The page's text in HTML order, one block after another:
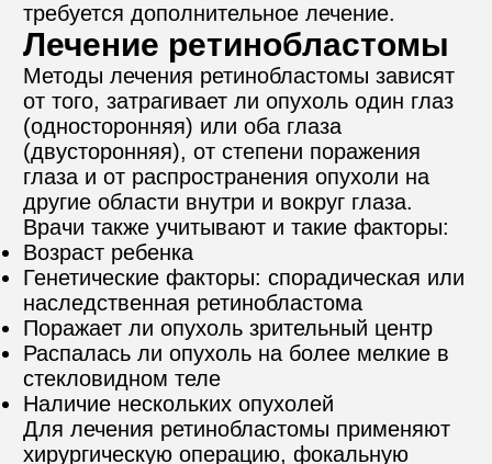
требуется дополнительное лечение.
Лечение ретинобластомы
Методы лечения ретинобластомы зависят
от того, затрагивает ли опухоль один глаз
(односторонняя) или оба глаза
(двусторонняя), от степени поражения
глаза и от распространения опухоли на
другие области внутри и вокруг глаза.
Врачи также учитывают и такие факторы:
Возраст ребенка
Генетические факторы: спорадическая или
наследственная ретинобластома
Поражает ли опухоль зрительный центр
Распалась ли опухоль на более мелкие в
стекловидном теле
Наличие нескольких опухолей
Для лечения ретинобластомы применяют
хирургическую операцию, фокальную